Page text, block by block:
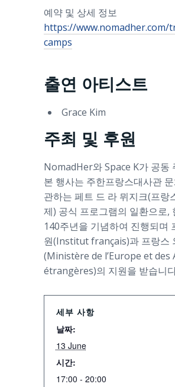
예약 및 상세 정보
https://www.nomadher.com/
camps
출연 아티스트
Grace Kim
주최 및 후원
NomadHer와 Space K가 공동
본 행사는 주한프랑스대사관
관하는 페트 드 라 뮈지크(프랑
제) 공식 프로그램의 일환으로,
140주년을 기념하여 진행되며
원(Institut français)과 프랑스
(Ministère de l’Europe et des
étrangères)의 지원을 받습니
세부 사항
날짜:
13 June
시간:
17:00 - 20:00